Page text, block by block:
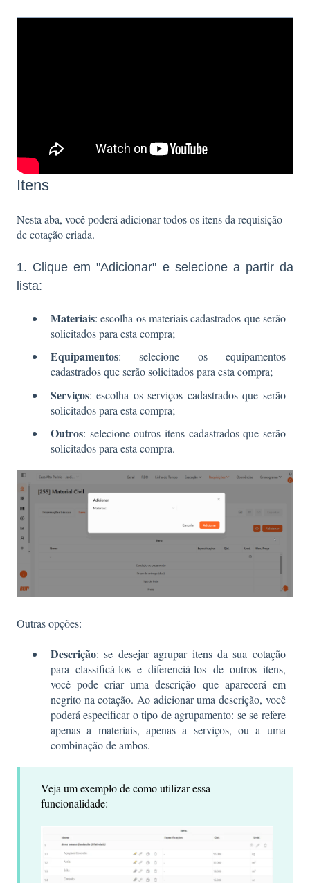
Itens
Nesta aba, você poderá adicionar todos os itens da requisição
de cotação criada.
1. Clique em "Adicionar" e selecione a partir da
lista:
Materiais: escolha os materiais cadastrados que serão
solicitados para esta compra;
Equipamentos: selecione os equipamentos
cadastrados que serão solicitados para esta compra;
Serviços: escolha os serviços cadastrados que serão
solicitados para esta compra;
Outros: selecione outros itens cadastrados que serão
solicitados para esta compra.
Outras opções:
Descrição: se desejar agrupar itens da sua cotação
para classificá-los e diferenciá-los de outros itens,
você pode criar uma descrição que aparecerá em
negrito na cotação. Ao adicionar uma descrição, você
poderá especificar o tipo de agrupamento: se se refere
apenas a materiais, apenas a serviços, ou a uma
combinação de ambos.
Veja um exemplo de como utilizar essa
funcionalidade: